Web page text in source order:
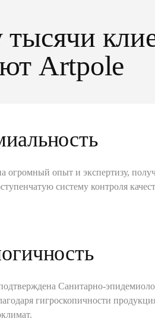
Artpole
огромный опыт и экспертизу,
систему контроля
Санитарно-
гигроскопичности